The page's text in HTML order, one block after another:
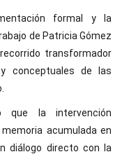
formal y la
de Patricia Gómez
transformador
conceptuales de las
que la intervención
acumulada en
diálogo directo con la